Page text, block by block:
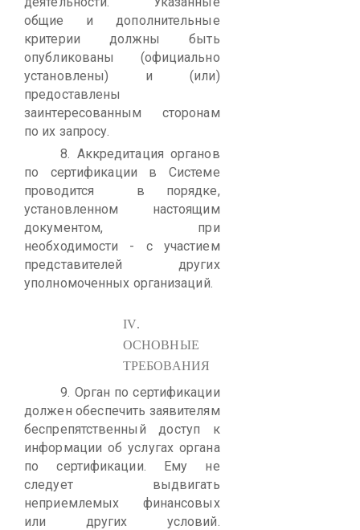
общие и дополнительные
критерии должны быть
опубликованы (официально
установлены) и (или)
предоставлены
заинтересованным сторонам
по их запросу.
8. Аккредитация органов
по сертификации в Системе
проводится в порядке,
установленном настоящим
документом, при
необходимости - с участием
представителей других
уполномоченных организаций.
IV.
ОСНОВНЫЕ
ТРЕБОВАНИЯ
9. Орган по сертификации
должен обеспечить заявителям
беспрепятственный доступ к
информации об услугах органа
по сертификации. Ему не
следует выдвигать
неприемлемых финансовых
или других условий.